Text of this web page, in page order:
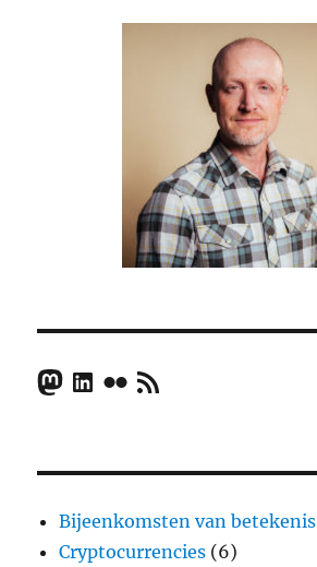
Mastodon
LinkedIn
FlickrRSS Feed
Bijeenkomsten van betekenis
Cryptocurrencies (6)